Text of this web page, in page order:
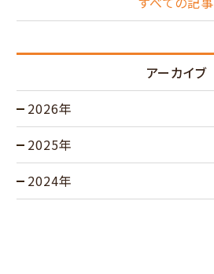
アーカイブ
2026年
2025年
2024年